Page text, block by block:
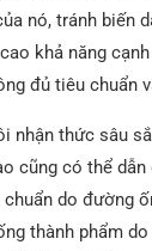
nó, tránh biến
khả năng
đủ tiêu chuẩn
nhận thức sâu
cũng có thể
do đường
thành phẩm